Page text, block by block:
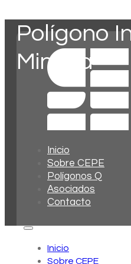
Inicio
Sobre CEPE
Polígonos Q
Asociados
Contacto
Inicio
Sobre CEPE
Polígono
Minaya